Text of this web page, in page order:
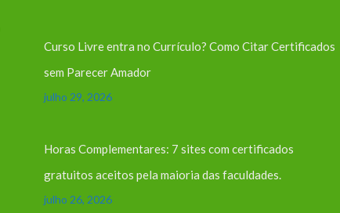
Curso Livre entra no Currículo? Como Citar Certificados
sem Parecer Amador
julho 29, 2026
Horas Complementares: 7 sites com certificados
gratuitos aceitos pela maioria das faculdades.
julho 26, 2026